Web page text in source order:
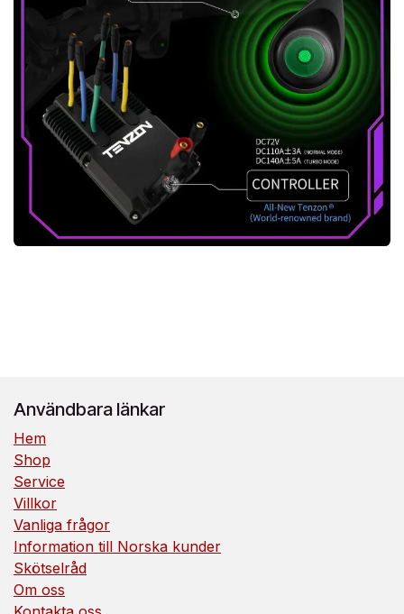
Användbara länkar
Hem
Shop
Service
Villkor
Vanliga frågor
Information till Norska kunder
Skötselråd
Om oss